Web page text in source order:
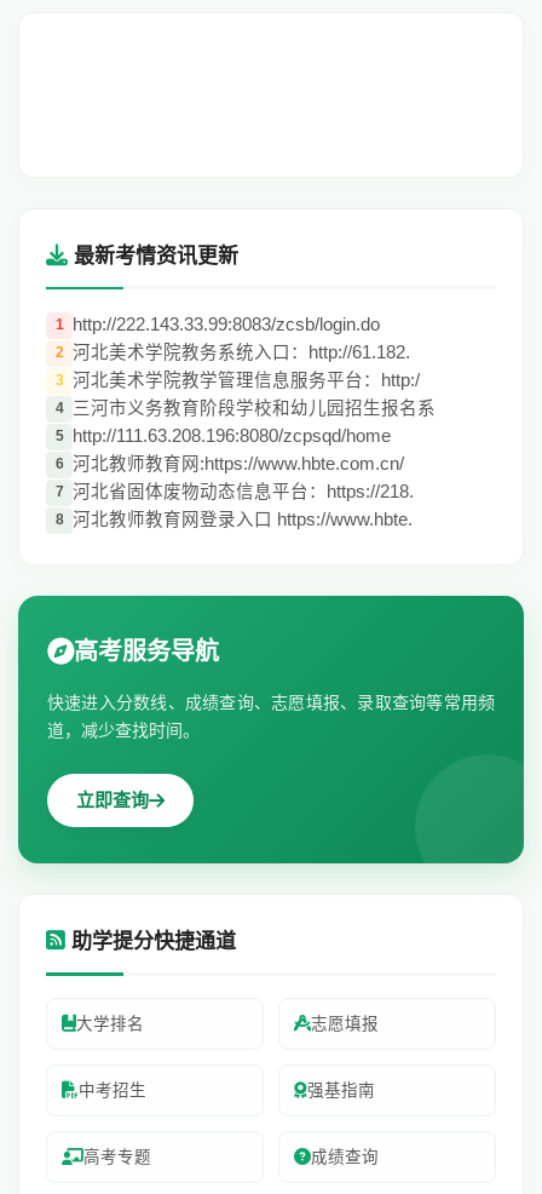
最新考情资讯更新
1 http://222.143.33.99:8083/zcsb/login.do
2 河北美术学院教务系统入口：http://61.182.
3 河北美术学院教学管理信息服务平台：http:/
4 三河市义务教育阶段学校和幼儿园招生报名系
5 http://111.63.208.196:8080/zcpsqd/home
6 河北教师教育网:https://www.hbte.com.cn/
7 河北省固体废物动态信息平台：https://218.
8 河北教师教育网登录入口 https://www.hbte.
高考服务导航
快速进入分数线、成绩查询、志愿填报、录取查询等常用频
道，减少查找时间。
立即查询
助学提分快捷通道
大学排名 志愿填报
中考招生 强基指南
高考专题 成绩查询